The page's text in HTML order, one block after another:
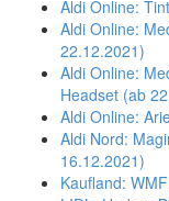
Aldi Online:
Aldi Online:
22.12.2021)
Aldi Online:
Headset (ab
Aldi Online:
Aldi Nord:
16.12.2021)
Kaufland: